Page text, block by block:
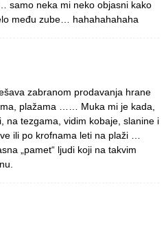
samo neka mi neko objasni kako
među zube… hahahahahaha
zabranom prodavanja hrane
plažama …… Muka mi je kada,
na tezgama, vidim kobaje, slanine i
ili po krofnama leti na plaži …
„pamet“ ljudi koji na takvim